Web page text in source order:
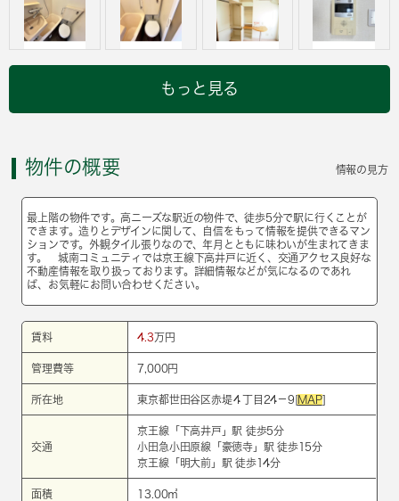
もっと見る
物件の概要 情報の見方
最上階の物件です。高ニーズな駅近の物件で、徒歩5分で駅に行くことが
できます。造りとデザインに関して、自信をもって情報を提供できるマン
ションです。外観タイル張りなので、年月とともに味わいが生まれてきま
す。 城南コミュニティでは京王線下高井戸に近く、交通アクセス良好な
不動産情報を取り扱っております。詳細情報などが気になるのであれ
ば、お気軽にお問い合わせください。
賃料 4.3 万円
管理費等 7,000円
所在地 東京都世田谷区赤堤４丁目24－9[ MAP]
交通
京王線 「 下高井戸 」駅 徒歩5分
小田急小田原線 「 豪徳寺」駅 徒歩15分
京王線 「 明大前」駅 徒歩14分
面積 13.00㎡